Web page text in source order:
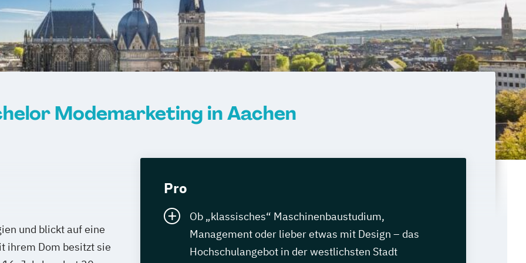
Modemarketing in Aachen
und blickt auf eine
ihrem Dom besitzt sie
Pro
Ob „klassisches“ Maschinenbaustudium,
Management oder lieber etwas mit Design – das
Hochschulangebot in der westlichsten Stadt